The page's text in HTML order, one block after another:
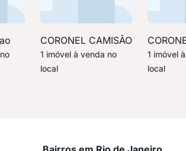
CORONEL CAMISÃO
1 imóvel à venda no
local
1 imóvel
local